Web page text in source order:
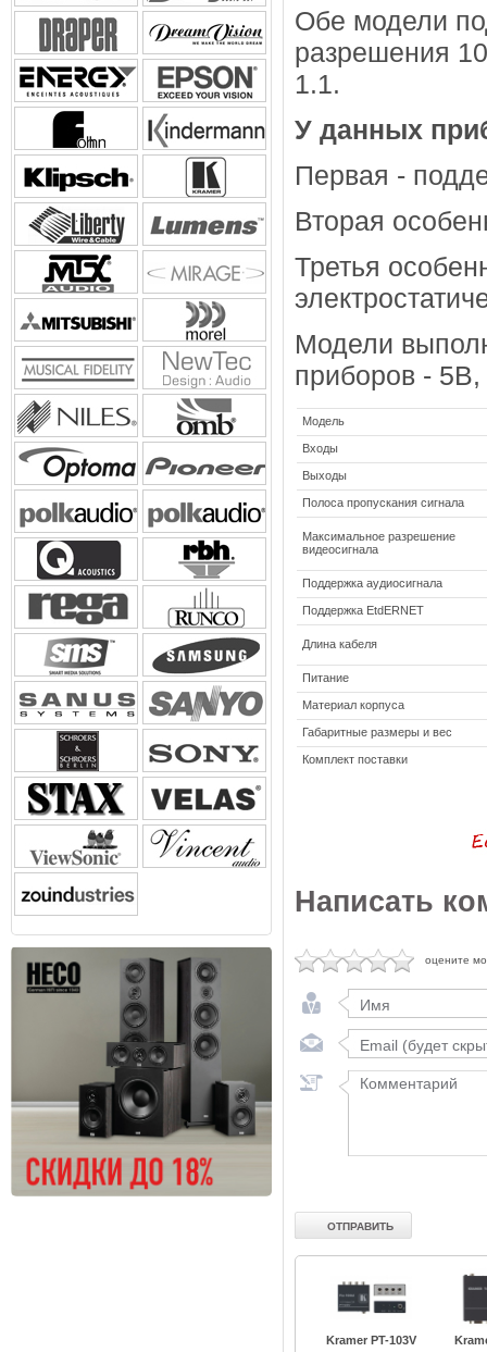
Обе модели
разрешения
1.1.
У данных
Первая -
Вторая
Третья
Модели
приборов - 5В,
Модель
Входы
Выходы
Полоса пропускания сигнала
Максимальное разрешение
видеосигнала
Поддержка аудиосигнала
Поддержка EtdERNET
Длина кабеля
Питание
Материал корпуса
Габаритные размеры и вес
Комплект поставки
Написать
оцените
Kramer PT-103V